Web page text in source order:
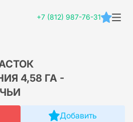
+7 (812) 987-76-31
4,58 ГА -
Добавить